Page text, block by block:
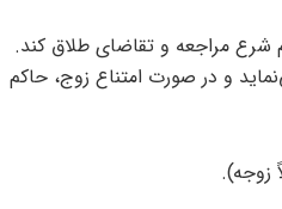
مراجعه و تقاضای طلاق کند.
و در صورت امتناع زوج، حاکم
زوجه).